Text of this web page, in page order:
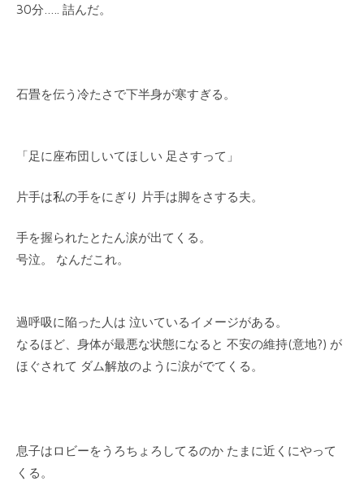
30分….. 詰んだ。
石畳を伝う冷たさで下半身が寒すぎる。
「足に座布団しいてほしい 足さすって」
片手は私の手をにぎり 片手は脚をさする夫。
手を握られたとたん涙が出てくる。
号泣。 なんだこれ。
過呼吸に陥った人は 泣いているイメージがある。
なるほど、身体が最悪な状態になると 不安の維持(意地?) が
ほぐされて ダム解放のように涙がでてくる。
息子はロビーをうろちょろしてるのか たまに近くにやって
くる。